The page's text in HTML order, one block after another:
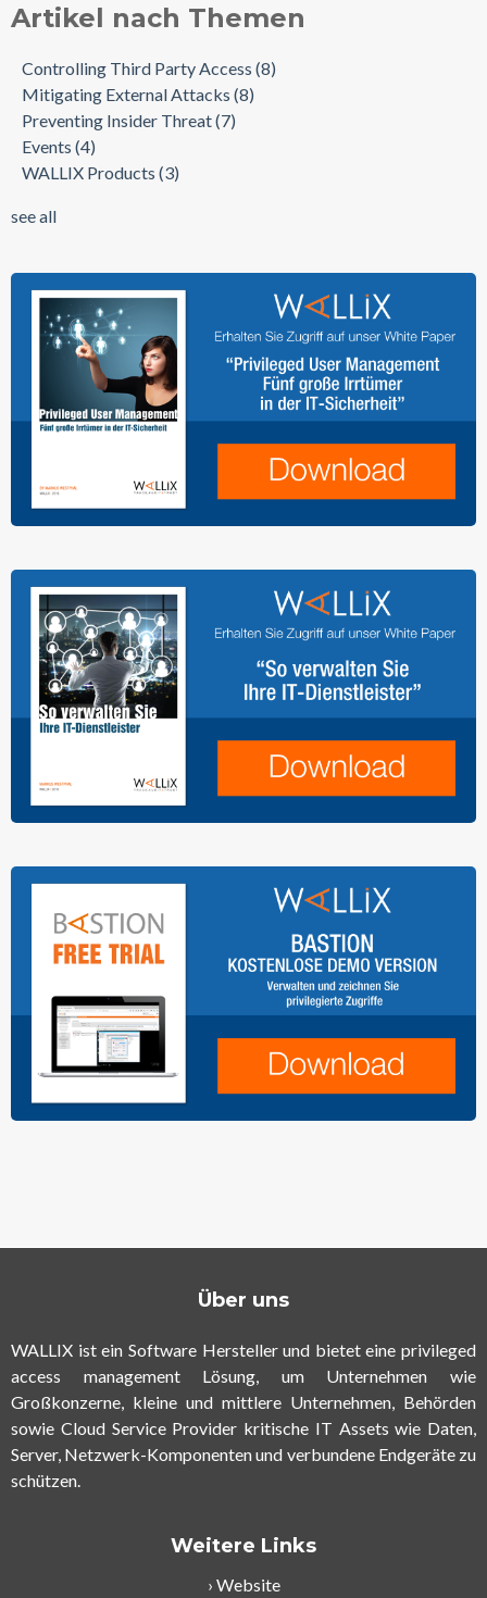
Artikel nach Themen
Controlling Third Party Access (8)
Mitigating External Attacks (8)
Preventing Insider Threat(7)
Events (4)
WALLIX Products (3)
see all
Über uns
WALLIX ist ein Software Hersteller und bietet eine privileged
access management Lösung, um Unternehmen wie
Großkonzerne, kleine und mittlere Unternehmen, Behörden
sowie Cloud Service Provider kritische IT Assets wie Daten,
Server, Netzwerk-Komponenten und verbundene Endgeräte zu
schützen.
Weitere Links
Website